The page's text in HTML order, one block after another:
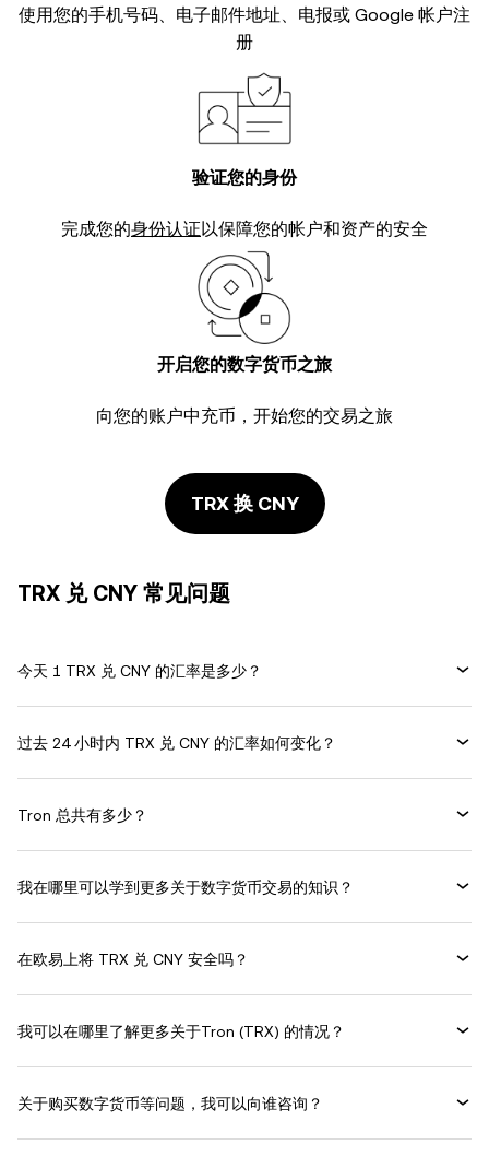
使用您的手机号码、电子邮件地址、电报或 Google 帐户注
册
验证您的身份
完成您的身份认证以保障您的帐户和资产的安全
开启您的数字货币之旅
向您的账户中充币，开始您的交易之旅
TRX 换 CNY
TRX 兑 CNY 常见问题
今天 1 TRX 兑 CNY 的汇率是多少？
过去 24 小时内 TRX 兑 CNY 的汇率如何变化？
Tron 总共有多少？
我在哪里可以学到更多关于数字货币交易的知识？
在欧易上将 TRX 兑 CNY 安全吗？
我可以在哪里了解更多关于Tron (TRX) 的情况？
关于购买数字货币等问题，我可以向谁咨询？